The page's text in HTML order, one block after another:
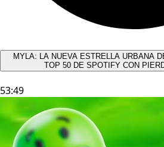
MYLA: LA NUEVA ESTRELLA URBANA
TOP 50 DE SPOTIFY CON
53:49